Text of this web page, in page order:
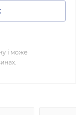
і може